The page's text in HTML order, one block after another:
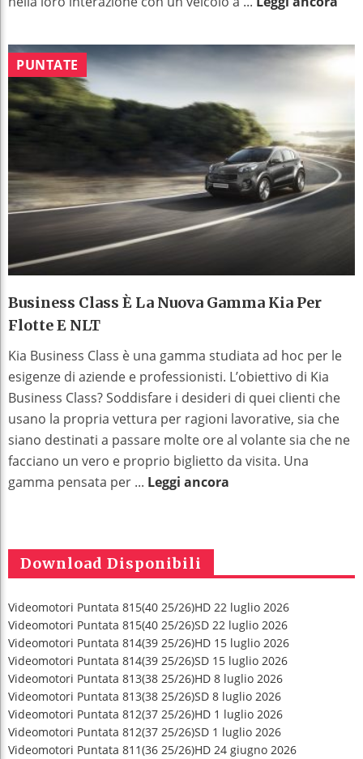
PUNTATE
Business Class È La Nuova Gamma Kia Per
Flotte E NLT
Kia Business Class è una gamma studiata ad hoc per le
esigenze di aziende e professionisti. L’obiettivo di Kia
Business Class? Soddisfare i desideri di quei clienti che
usano la propria vettura per ragioni lavorative, sia che
siano destinati a passare molte ore al volante sia che ne
facciano un vero e proprio biglietto da visita. Una
gamma pensata per ... Leggi ancora
Download Disponibili
Videomotori Puntata 815(40 25/26)HD 22 luglio 2026
Videomotori Puntata 815(40 25/26)SD 22 luglio 2026
Videomotori Puntata 814(39 25/26)HD 15 luglio 2026
Videomotori Puntata 814(39 25/26)SD 15 luglio 2026
Videomotori Puntata 813(38 25/26)HD 8 luglio 2026
Videomotori Puntata 813(38 25/26)SD 8 luglio 2026
Videomotori Puntata 812(37 25/26)HD 1 luglio 2026
Videomotori Puntata 812(37 25/26)SD 1 luglio 2026
Videomotori Puntata 811(36 25/26)HD 24 giugno 2026